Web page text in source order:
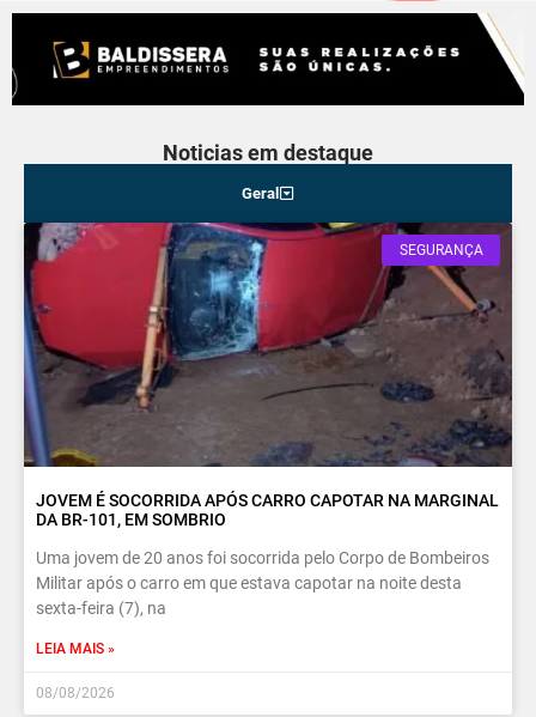
Noticias em destaque
Geral
SEGURANÇA
JOVEM É SOCORRIDA APÓS CARRO CAPOTAR NA MARGINAL
DA BR-101, EM SOMBRIO
Uma jovem de 20 anos foi socorrida pelo Corpo de Bombeiros
Militar após o carro em que estava capotar na noite desta
sexta-feira (7), na
LEIA MAIS »
08/08/2026